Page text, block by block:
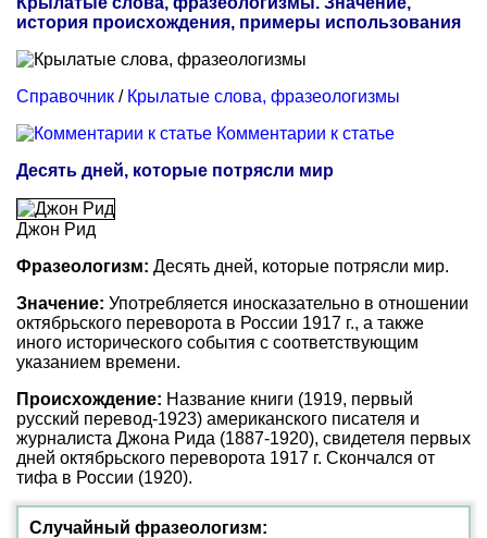
история происхождения, примеры использования
Справочник / Крылатые слова, фразеологизмы
Комментарии к статье
Десять дней, которые потрясли мир
Джон Рид
Фразеологизм: Десять дней, которые потрясли мир.
Значение: Употребляется иносказательно в отношении
октябрьского переворота в России 1917 г., а также
иного исторического события с соответствующим
указанием времени.
Происхождение: Название книги (1919, первый
русский перевод-1923) американского писателя и
журналиста Джона Рида (1887-1920), свидетеля первых
дней октябрьского переворота 1917 г. Скончался от
тифа в России (1920).
Случайный фразеологизм: